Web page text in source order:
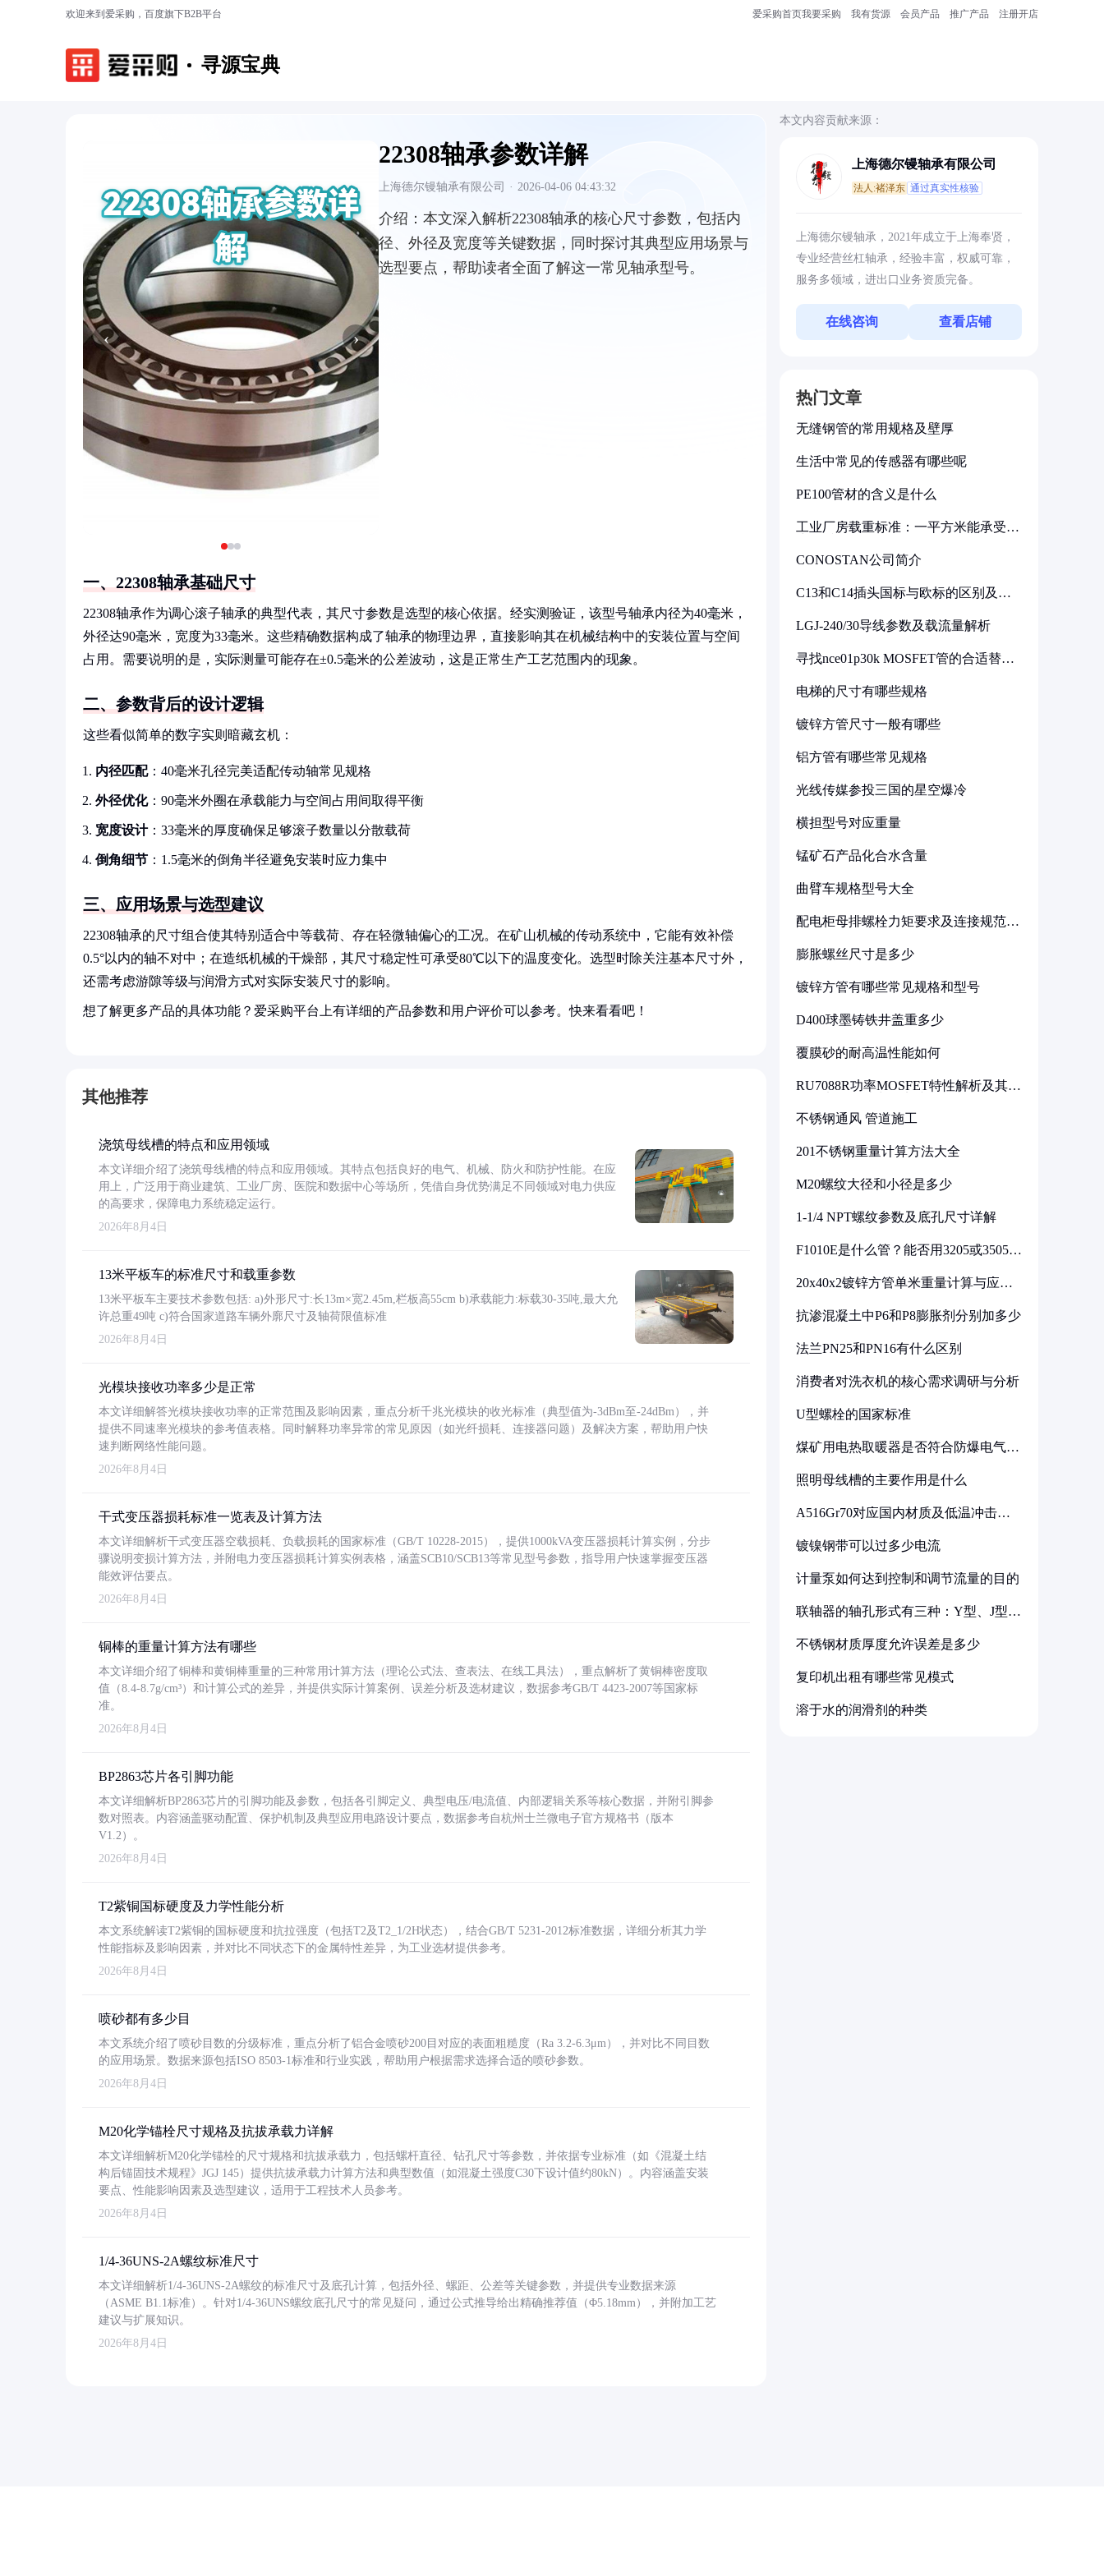
欢迎来到爱采购，百度旗下B2B平台 爱采购首页我要采购 我有货源 会员产品 推广产品 注册开店
寻源宝典
‹ ›
22308轴承参数详解
上海德尔镘轴承有限公司 · 2026-04-06 04:43:32
介绍： 本文深入解析22308轴承的核心尺寸参数，包括内
径、外径及宽度等关键数据，同时探讨其典型应用场景与
选型要点，帮助读者全面了解这一常见轴承型号。
一、22308轴承基础尺寸
22308轴承作为调心滚子轴承的典型代表，其尺寸参数是选型的核心依据。经实测验证，该型号轴承内径为40毫米，
外径达90毫米，宽度为33毫米。这些精确数据构成了轴承的物理边界，直接影响其在机械结构中的安装位置与空间
占用。需要说明的是，实际测量可能存在±0.5毫米的公差波动，这是正常生产工艺范围内的现象。
二、参数背后的设计逻辑
这些看似简单的数字实则暗藏玄机：
内径匹配：40毫米孔径完美适配传动轴常见规格
外径优化：90毫米外圈在承载能力与空间占用间取得平衡
宽度设计：33毫米的厚度确保足够滚子数量以分散载荷
倒角细节 ：1.5毫米的倒角半径避免安装时应力集中
三、应用场景与选型建议
22308轴承的尺寸组合使其特别适合中等载荷、存在轻微轴偏心的工况。在矿山机械的传动系统中，它能有效补偿
0.5°以内的轴不对中；在造纸机械的干燥部，其尺寸稳定性可承受80℃以下的温度变化。选型时除关注基本尺寸外，
还需考虑游隙等级与润滑方式对实际安装尺寸的影响。
想了解更多产品的具体功能？爱采购平台上有详细的产品参数和用户评价可以参考。快来看看吧！
其他推荐
浇筑母线槽的特点和应用领域
本文详细介绍了浇筑母线槽的特点和应用领域。其特点包括良好的电气、机械、防火和防护性能。在应
用上，广泛用于商业建筑、工业厂房、医院和数据中心等场所，凭借自身优势满足不同领域对电力供应
的高要求，保障电力系统稳定运行。
2026年8月4日
13米平板车的标准尺寸和载重参数
13米平板车主要技术参数包括: a)外形尺寸:长13m×宽2.45m,栏板高55cm b)承载能力:标载30-35吨,最大允
许总重49吨 c)符合国家道路车辆外廓尺寸及轴荷限值标准
2026年8月4日
光模块接收功率多少是正常
本文详细解答光模块接收功率的正常范围及影响因素，重点分析千兆光模块的收光标准（典型值为-3dBm至-24dBm），并
提供不同速率光模块的参考值表格。同时解释功率异常的常见原因（如光纤损耗、连接器问题）及解决方案，帮助用户快
速判断网络性能问题。
2026年8月4日
干式变压器损耗标准一览表及计算方法
本文详细解析干式变压器空载损耗、负载损耗的国家标准（GB/T 10228-2015），提供1000kVA变压器损耗计算实例，分步
骤说明变损计算方法，并附电力变压器损耗计算实例表格，涵盖SCB10/SCB13等常见型号参数，指导用户快速掌握变压器
能效评估要点。
2026年8月4日
铜棒的重量计算方法有哪些
本文详细介绍了铜棒和黄铜棒重量的三种常用计算方法（理论公式法、查表法、在线工具法），重点解析了黄铜棒密度取
值（8.4-8.7g/cm³）和计算公式的差异，并提供实际计算案例、误差分析及选材建议，数据参考GB/T 4423-2007等国家标
准。
2026年8月4日
BP2863芯片各引脚功能
本文详细解析BP2863芯片的引脚功能及参数，包括各引脚定义、典型电压/电流值、内部逻辑关系等核心数据，并附引脚参
数对照表。内容涵盖驱动配置、保护机制及典型应用电路设计要点，数据参考自杭州士兰微电子官方规格书（版本
V1.2）。
2026年8月4日
T2紫铜国标硬度及力学性能分析
本文系统解读T2紫铜的国标硬度和抗拉强度（包括T2及T2_1/2H状态），结合GB/T 5231-2012标准数据，详细分析其力学
性能指标及影响因素，并对比不同状态下的金属特性差异，为工业选材提供参考。
2026年8月4日
喷砂都有多少目
本文系统介绍了喷砂目数的分级标准，重点分析了铝合金喷砂200目对应的表面粗糙度（Ra 3.2-6.3μm），并对比不同目数
的应用场景。数据来源包括ISO 8503-1标准和行业实践，帮助用户根据需求选择合适的喷砂参数。
2026年8月4日
M20化学锚栓尺寸规格及抗拔承载力详解
本文详细解析M20化学锚栓的尺寸规格和抗拔承载力，包括螺杆直径、钻孔尺寸等参数，并依据专业标准（如《混凝土结
构后锚固技术规程》JGJ 145）提供抗拔承载力计算方法和典型数值（如混凝土强度C30下设计值约80kN）。内容涵盖安装
要点、性能影响因素及选型建议，适用于工程技术人员参考。
2026年8月4日
1/4-36UNS-2A螺纹标准尺寸
本文详细解析1/4-36UNS-2A螺纹的标准尺寸及底孔计算，包括外径、螺距、公差等关键参数，并提供专业数据来源
（ASME B1.1标准）。针对1/4-36UNS螺纹底孔尺寸的常见疑问，通过公式推导给出精确推荐值（Φ5.18mm），并附加工艺
建议与扩展知识。
2026年8月4日
本文内容贡献来源：
上海德尔镘轴承有限公司
法人:褚泽东 通过真实性核验
上海德尔镘轴承，2021年成立于上海奉贤，
专业经营丝杠轴承，经验丰富，权威可靠，
服务多领域，进出口业务资质完备。
在线咨询 查看店铺
热门文章
无缝钢管的常用规格及壁厚
生活中常见的传感器有哪些呢
PE100管材的含义是什么
工业厂房载重标准：一平方米能承受多
CONOSTAN公司简介
C13和C14插头国标与欧标的区别及其
LGJ-240/30导线参数及载流量解析
寻找nce01p30k MOSFET管的合适替代
电梯的尺寸有哪些规格
镀锌方管尺寸一般有哪些
铝方管有哪些常见规格
光线传媒参投三国的星空爆冷
横担型号对应重量
锰矿石产品化合水含量
曲臂车规格型号大全
配电柜母排螺栓力矩要求及连接规范详
膨胀螺丝尺寸是多少
镀锌方管有哪些常见规格和型号
D400球墨铸铁井盖重多少
覆膜砂的耐高温性能如何
RU7088R功率MOSFET特性解析及其在
不锈钢通风 管道施工
201不锈钢重量计算方法大全
M20螺纹大径和小径是多少
1-1/4 NPT螺纹参数及底孔尺寸详解
F1010E是什么管？能否用3205或3505代
20x40x2镀锌方管单米重量计算与应用
抗渗混凝土中P6和P8膨胀剂分别加多少
法兰PN25和PN16有什么区别
消费者对洗衣机的核心需求调研与分析
U型螺栓的国家标准
煤矿用电热取暖器是否符合防爆电气设
照明母线槽的主要作用是什么
A516Gr70对应国内材质及低温冲击要
镀镍钢带可以过多少电流
计量泵如何达到控制和调节流量的目的
联轴器的轴孔形式有三种：Y型、J型、
不锈钢材质厚度允许误差是多少
复印机出租有哪些常见模式
溶于水的润滑剂的种类